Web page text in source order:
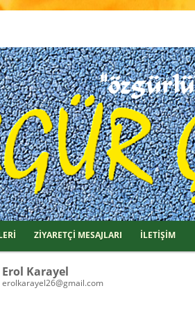
ZİYARETÇİ MESAJLARI İLETİŞİM
Erol Karayel
erolkarayel26@gmail.com